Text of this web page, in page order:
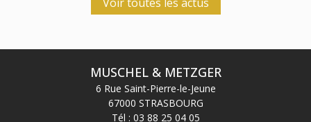
MUSCHEL & METZGER
6 Rue Saint-Pierre-le-Jeune
67000 STRASBOURG
Tél : 03 88 25 04 05